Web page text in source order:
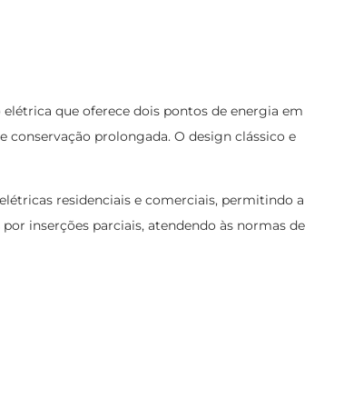
que oferece dois pontos de energia em
prolongada. O design clássico e
residenciais e comerciais, permitindo a
inserções parciais, atendendo às normas de